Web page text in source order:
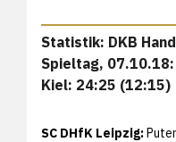
Statistik: DKB
Spieltag, 07.10.18:
Kiel: 24:25 (12:15)
SC DHfK Leipzig: